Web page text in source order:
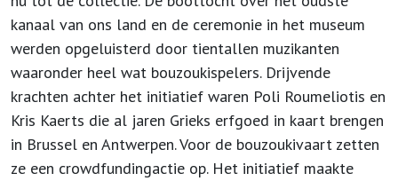
kanaal van ons land en de ceremonie in het museum
werden opgeluisterd door tientallen muzikanten
waaronder heel wat bouzoukispelers. Drijvende
krachten achter het initiatief waren Poli Roumeliotis en
Kris Kaerts die al jaren Grieks erfgoed in kaart brengen
in Brussel en Antwerpen. Voor de bouzoukivaart zetten
ze een crowdfundingactie op. Het initiatief maakte